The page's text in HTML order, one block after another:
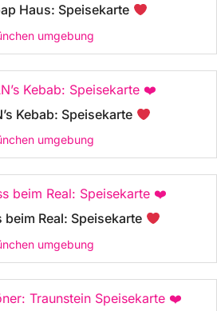
Haus: Speisekarte
umgebung
Kebab: Speisekarte
umgebung
beim Real: Speisekarte
umgebung